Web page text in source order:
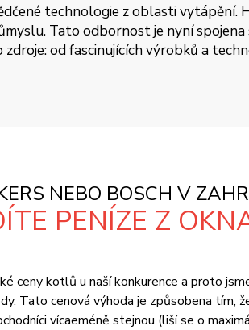
technologie z oblasti
Tato odbornost je nyní
zdroje: od fascinujících výrobků a
NEBO BOSCH V
PENÍZE Z
ceny kotlů u naší konkurence a proto
Tato cenová výhoda je způsobena tím,
vícaeméně stejnou (liší se o